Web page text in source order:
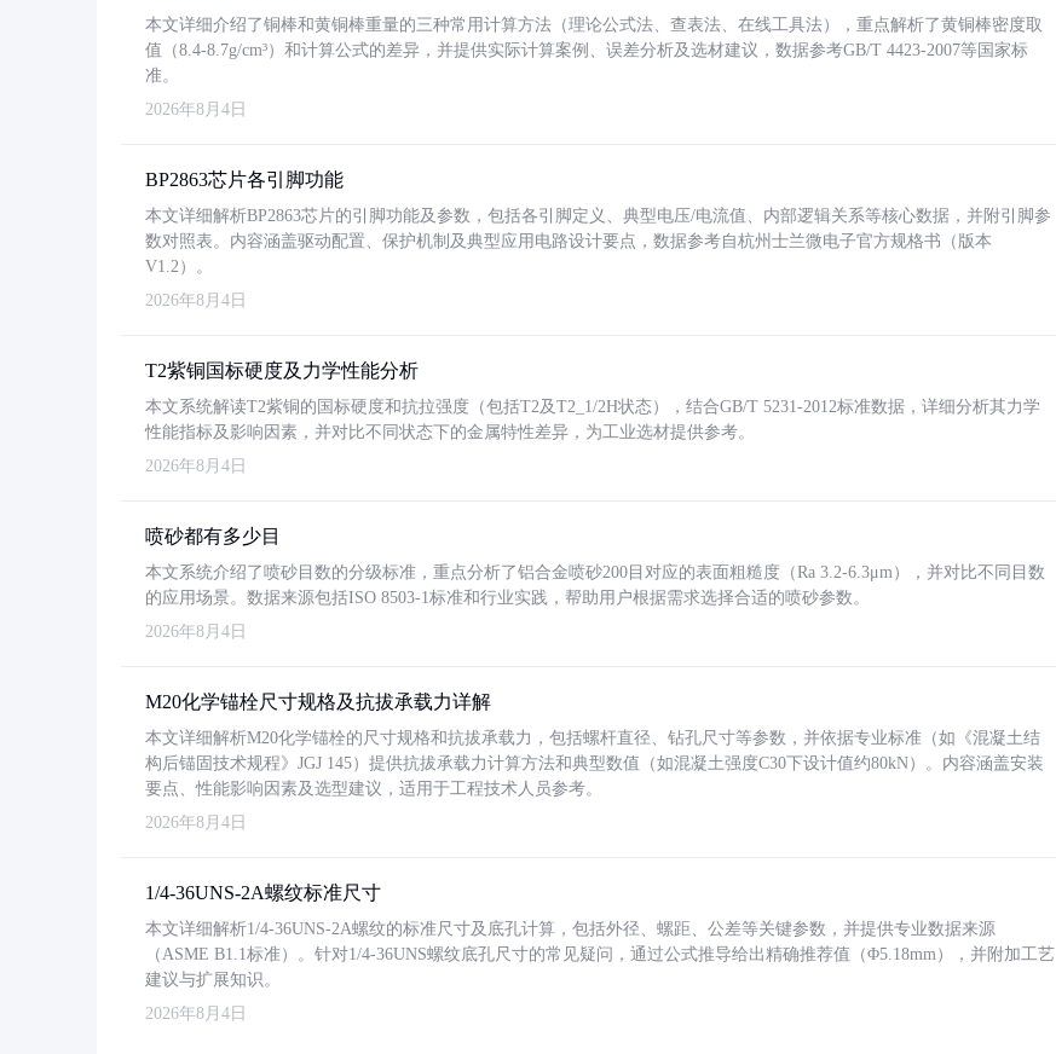
本文详细介绍了铜棒和黄铜棒重量的三种常用计算方法（理论公式法、查表法、在线工具法），重点解析了黄铜棒密度取
值（8.4-8.7g/cm³）和计算公式的差异，并提供实际计算案例、误差分析及选材建议，数据参考GB/T 4423-2007等国家标
准。
2026年8月4日
BP2863芯片各引脚功能
本文详细解析BP2863芯片的引脚功能及参数，包括各引脚定义、典型电压/电流值、内部逻辑关系等核心数据，并附引脚参
数对照表。内容涵盖驱动配置、保护机制及典型应用电路设计要点，数据参考自杭州士兰微电子官方规格书（版本
V1.2）。
2026年8月4日
T2紫铜国标硬度及力学性能分析
本文系统解读T2紫铜的国标硬度和抗拉强度（包括T2及T2_1/2H状态），结合GB/T 5231-2012标准数据，详细分析其力学
性能指标及影响因素，并对比不同状态下的金属特性差异，为工业选材提供参考。
2026年8月4日
喷砂都有多少目
本文系统介绍了喷砂目数的分级标准，重点分析了铝合金喷砂200目对应的表面粗糙度（Ra 3.2-6.3μm），并对比不同目数
的应用场景。数据来源包括ISO 8503-1标准和行业实践，帮助用户根据需求选择合适的喷砂参数。
2026年8月4日
M20化学锚栓尺寸规格及抗拔承载力详解
本文详细解析M20化学锚栓的尺寸规格和抗拔承载力，包括螺杆直径、钻孔尺寸等参数，并依据专业标准（如《混凝土结
构后锚固技术规程》JGJ 145）提供抗拔承载力计算方法和典型数值（如混凝土强度C30下设计值约80kN）。内容涵盖安装
要点、性能影响因素及选型建议，适用于工程技术人员参考。
2026年8月4日
1/4-36UNS-2A螺纹标准尺寸
本文详细解析1/4-36UNS-2A螺纹的标准尺寸及底孔计算，包括外径、螺距、公差等关键参数，并提供专业数据来源
（ASME B1.1标准）。针对1/4-36UNS螺纹底孔尺寸的常见疑问，通过公式推导给出精确推荐值（Φ5.18mm），并附加工艺
建议与扩展知识。
2026年8月4日